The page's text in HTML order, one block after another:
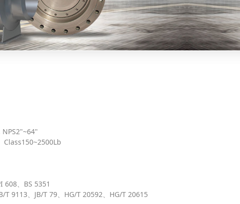
Class150~2500Lb
608、BS 5351
T 9113、JB/T 79、HG/T 20592、HG/T 20615